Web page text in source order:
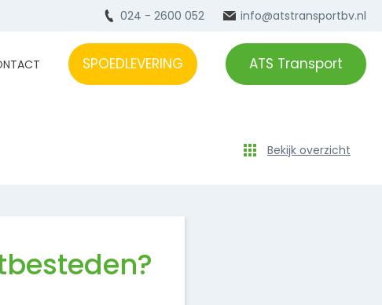
024 - 2600 052 info@atstransportbv.nl
SPOEDLEVERING ATS Transport
Bekijk overzicht